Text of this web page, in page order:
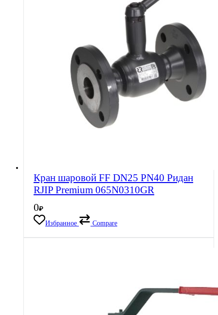
Кран шаровой FF DN25 PN40 Ридан
RJIP Premium 065N0310GR
0₽
Избранное
Compare